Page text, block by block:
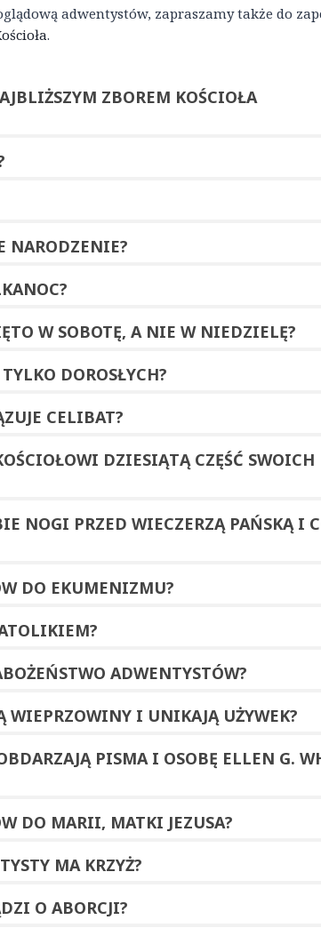
adwentystów, zapraszamy także do
.
ZBOREM KOŚCIOŁA
NARODZENIE?
?
W SOBOTĘ, A NIE W NIEDZIELĘ?
DOROSŁYCH?
CELIBAT?
DZIESIĄTĄ CZĘŚĆ SWOICH
NOGI PRZED WIECZERZĄ PAŃSKĄI
DO EKUMENIZMU?
?
ADWENTYSTÓW?
WIEPRZOWINY I UNIKAJĄ UŻYWEK?
PISMA I OSOBĘ ELLEN G.
DO MARII, MATKI JEZUSA?
MA KRZYŻ?
O ABORCJI?